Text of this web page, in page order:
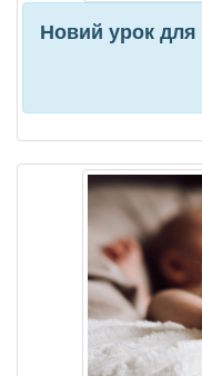
Новий урок для